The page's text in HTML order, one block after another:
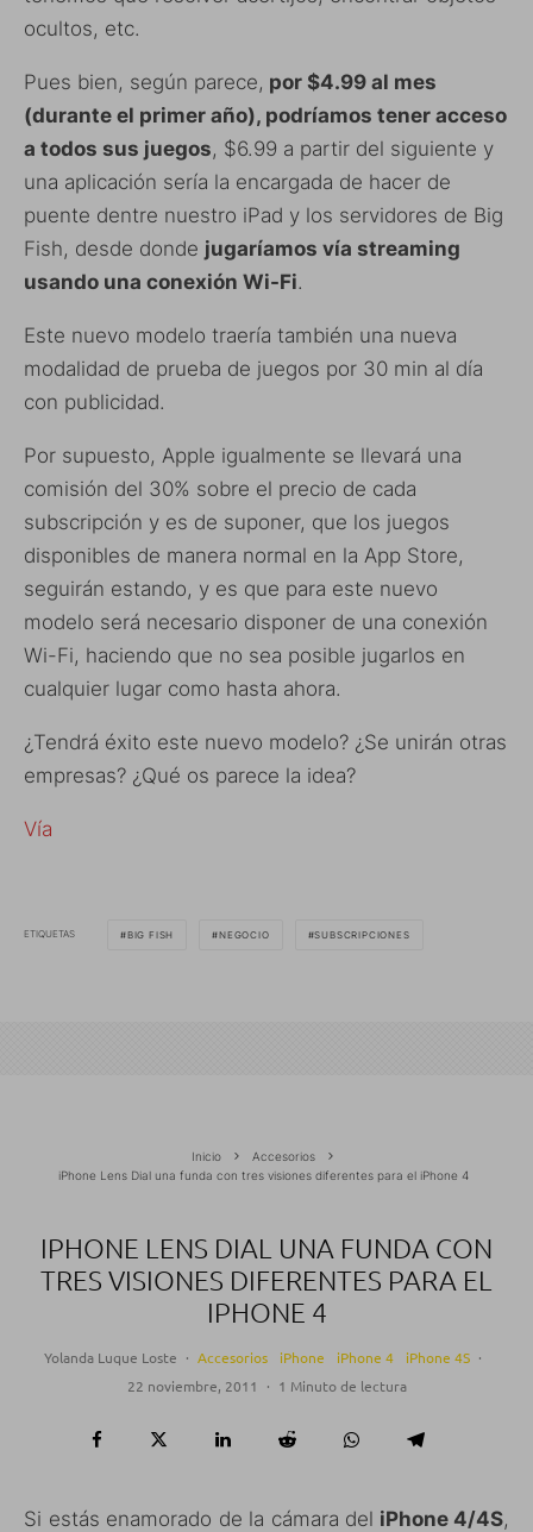
ocultos, etc.
Pues bien, según parece, por $4.99 al mes
(durante el primer año), podríamos tener acceso
a todos sus juegos, $6.99 a partir del siguiente y
una aplicación sería la encargada de hacer de
puente dentre nuestro iPad y los servidores de Big
Fish, desde donde jugaríamos vía streaming
usando una conexión Wi-Fi.
Este nuevo modelo traería también una nueva
modalidad de prueba de juegos por 30 min al día
con publicidad.
Por supuesto, Apple igualmente se llevará una
comisión del 30% sobre el precio de cada
subscripción y es de suponer, que los juegos
disponibles de manera normal en la App Store,
seguirán estando, y es que para este nuevo
modelo será necesario disponer de una conexión
Wi-Fi, haciendo que no sea posible jugarlos en
cualquier lugar como hasta ahora.
¿Tendrá éxito este nuevo modelo? ¿Se unirán otras
empresas? ¿Qué os parece la idea?
Vía
ETIQUETAS BIG FISH NEGOCIO SUBSCRIPCIONES
Inicio
Accesorios
iPhone Lens Dial una funda con tres visiones diferentes para el iPhone 4
IPHONE LENS DIAL UNA FUNDA CON
TRES VISIONES DIFERENTES PARA EL
IPHONE 4
Yolanda Luque Loste · Accesorios iPhone iPhone 4 iPhone 4S ·
22 noviembre, 2011
· 1 Minuto de lectura
Si estás enamorado de la cámara del iPhone 4/4S,